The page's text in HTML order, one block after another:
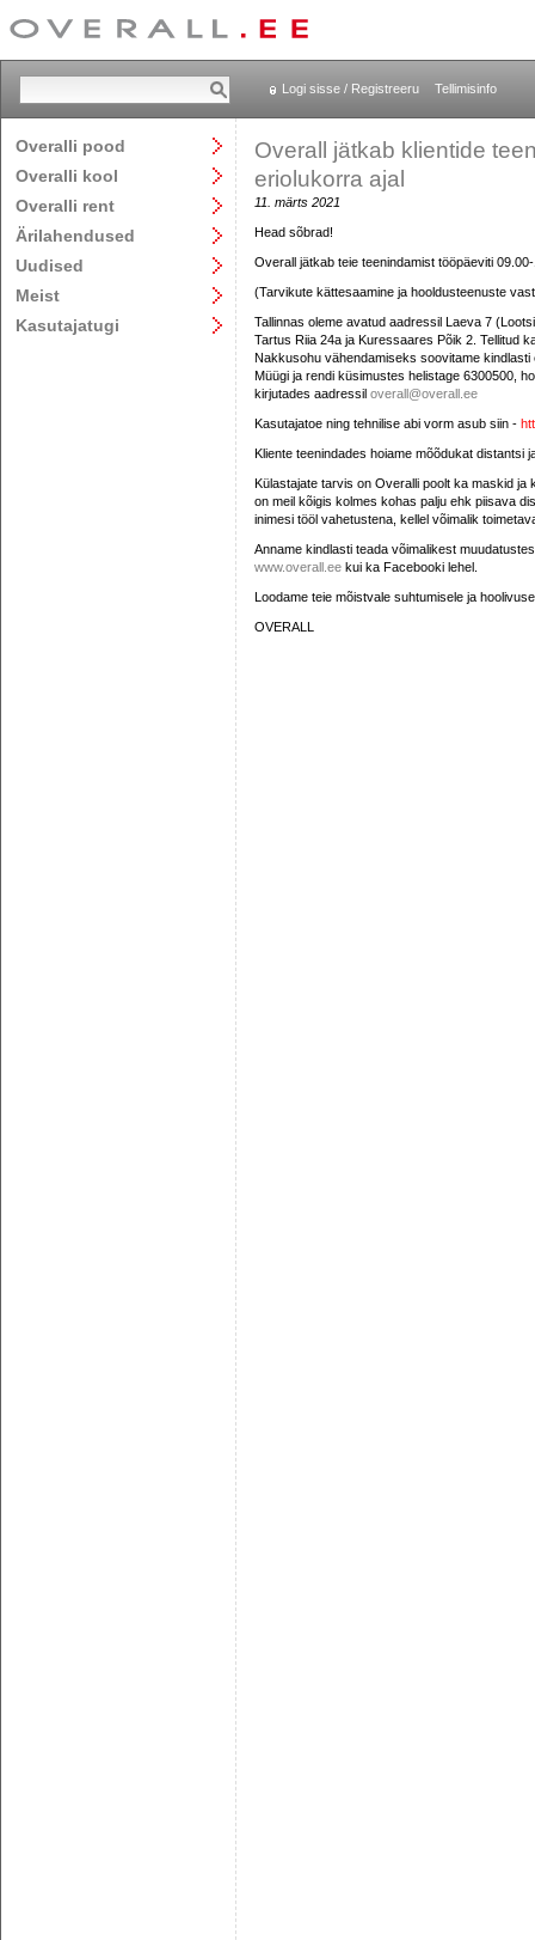
Logi sisse / Registreeru Tellimisinfo
Overalli pood
Overalli kool
Overalli rent
Ärilahendused
Uudised
Meist
Kasutajatugi
Overall jätkab klientide
eriolukorra ajal
11. märts 2021
Head sõbrad!
Overall jätkab teie teenindamist tööpäeviti
(Tarvikute kättesaamine ja hooldusteenuste
Tallinnas oleme avatud aadressil Laeva 7
Tartus Riia 24a ja Kuressaares Põik 2. Tellitud
Nakkusohu vähendamiseks soovitame
Müügi ja rendi küsimustes helistage 6300500,
kirjutades aadressil overall@overall.ee
Kasutajatoe ning tehnilise abi vorm asub siin -
Kliente teenindades hoiame mõõdukat distantsi
Külastajate tarvis on Overalli poolt ka maskid ja
on meil kõigis kolmes kohas palju ehk piisava
inimesi tööl vahetustena, kellel võimalik
Anname kindlasti teada võimalikest
www.overall.ee kui ka Facebooki lehel.
Loodame teie mõistvale suhtumisele ja
OVERALL